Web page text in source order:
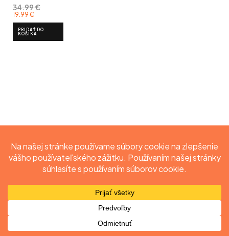
34.99€
19.99 €
PRIDAŤ DO
KOŠÍKA
Môj účet